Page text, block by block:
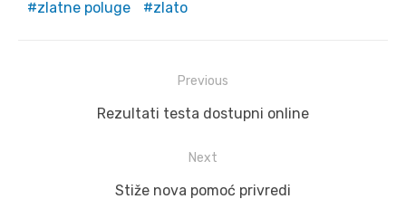
zlatne poluge
zlato
navigation
Previous
Previous
Rezultati testa dostupni online
Next
Next
Stiže nova pomoć privredi